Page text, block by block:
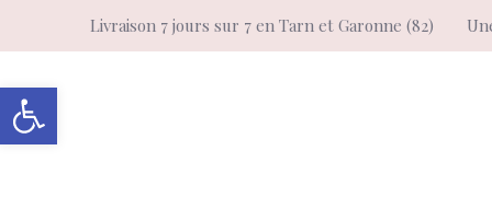
Ouvrir la barre d’outils
au
contenu
Livraison 7 jours sur 7 en Tarn et Garonne (82)